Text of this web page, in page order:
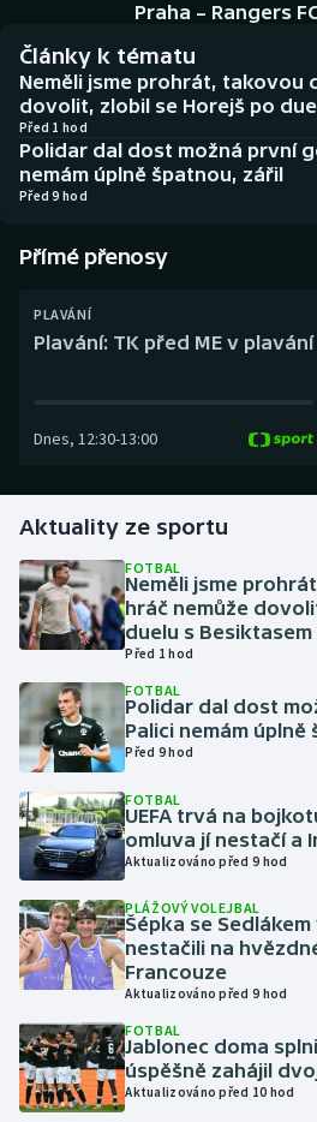
Baseball a softbal
Basketbal
Biatlon
Boby a skeleton
Box
Curling
Golf
Gymnastika
Házená
Jezdectví
Judo
Krasobruslení
Lezení
Lyže a snowboard
Moderní pětiboj
Motorsport
Olympijské hry
Historické návraty
Aplikace ČT sport
AZ kvíz
Praha – Rangers
Články k tématu
Neměli jsme prohrát, takovou
dovolit, zlobil se Horejš po
Před 1 hod
Polidar dal dost možná první
nemám úplně špatnou, zářil
Před 9 hod
Přímé přenosy
PLAVÁNÍ
Plavání: TK před ME v plavání
Dnes, 12:30-13:00
Aktuality ze sportu
FOTBAL
Neměli jsme
hráč nemůže
duelu s Besiktasem
Před 1 hod
FOTBAL
Polidar dal dost
Palici nemám
Před 9 hod
FOTBAL
UEFA trvá na
omluva jí nestačí a
Aktualizováno před 9 hod
PLÁŽOVÝ VOLEJBAL
Šépka se
nestačili na
Francouze
Aktualizováno před 9 hod
FOTBAL
Jablonec doma
úspěšně zahájil
Aktualizováno před 10 hod